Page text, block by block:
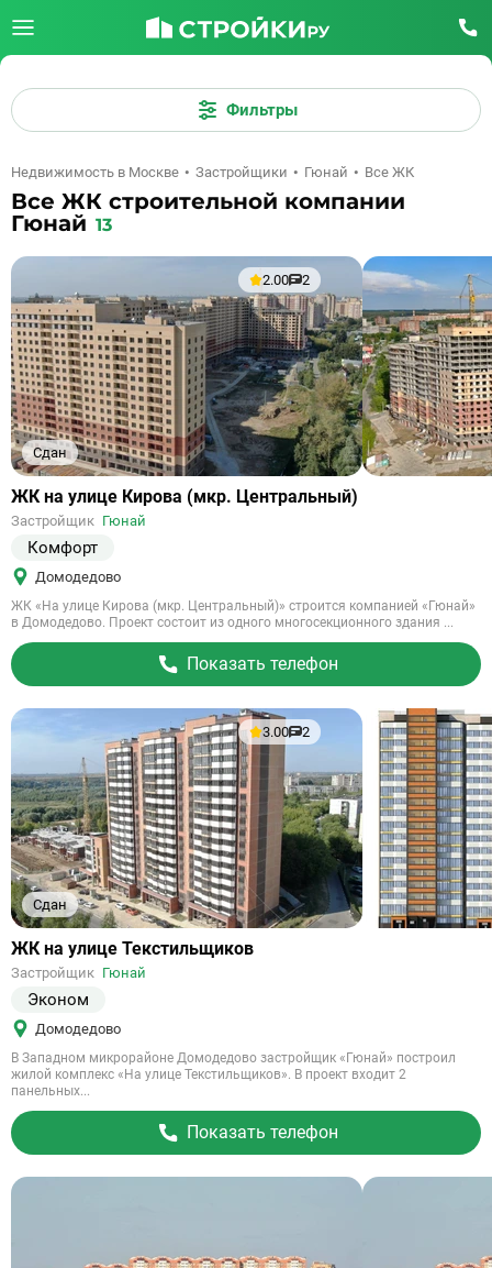
Фильтры
Недвижимость в Москве Застройщики Гюнай Все ЖК
Все ЖК строительной компании
Гюнай 13
Сдан
2.00 2
Ссылка
объект
ЖК на улице Кирова (мкр. Центральный)
Застройщик Гюнай
Комфорт
Домодедово
ЖК «На улице Кирова (мкр. Центральный)» строится компанией «Гюнай»
в Домодедово. Проект состоит из одного многосекционного здания ...
Показать телефон
Сдан
3.00 2
Ссылка
объект
ЖК на улице Текстильщиков
Застройщик Гюнай
Эконом
Домодедово
В Западном микрорайоне Домодедово застройщик «Гюнай» построил
жилой комплекс «На улице Текстильщиков». В проект входит 2
панельных...
Показать телефон